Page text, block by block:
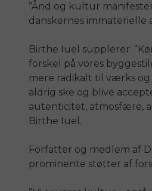
”Ånd og kultur
danskernes immaterielle
Birthe Iuel supplerer:
forskel på vores
mere radikalt til værks
aldrig ske og blive
autenticitet, atmosfære,
Birthe Iuel.
Forfatter og medlem af
prominente støtter af